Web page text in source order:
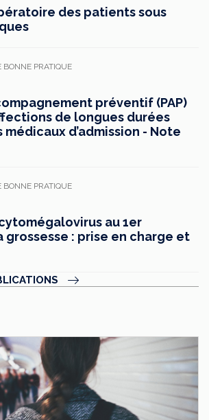
des patients sous
PRATIQUE
préventif (PAP)
de longues durées
médicaux d’admission - Note
PRATIQUE
au 1er
: prise en charge et